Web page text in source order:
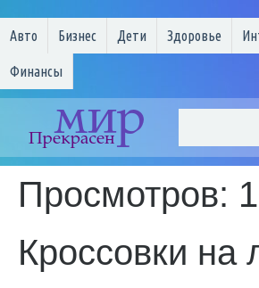
Авто Бизнес Дети Здоровье
Финансы
Просмотров:
Кроссовки на